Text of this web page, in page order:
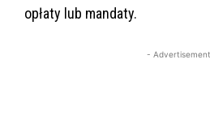
opłaty lub mandaty.
-